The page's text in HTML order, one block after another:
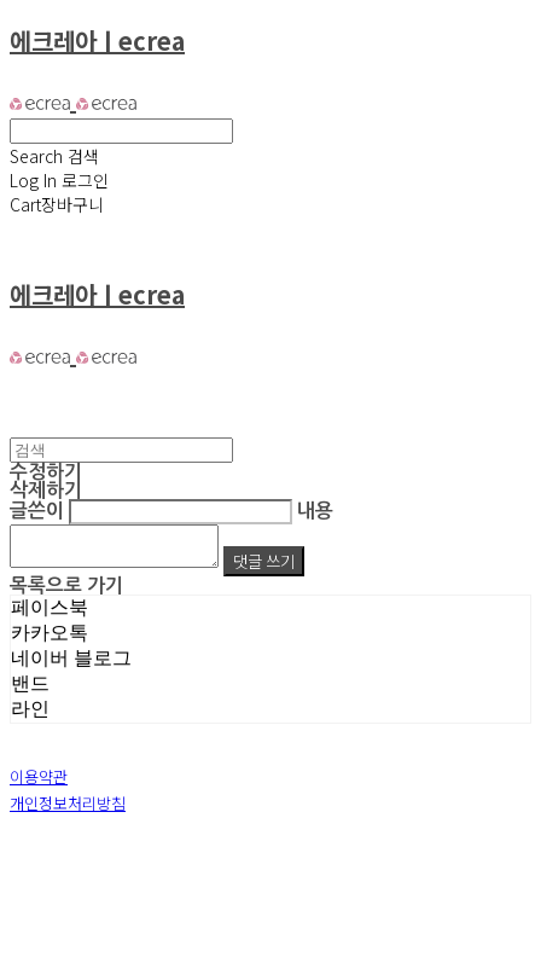
에크레아ㅣecrea
Search 검색
Log In 로그인
Cart장바구니
에크레아ㅣecrea
수정하기
삭제하기
글쓴이
내용
댓글 쓰기
목록으로 가기
페이스북
카카오톡
네이버 블로그
밴드
라인
이용약관
개인정보처리방침